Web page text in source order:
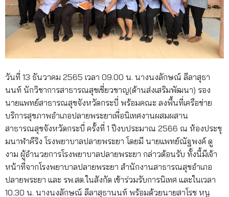
วันที่ 13 ธันวาคม 2565 เวลา 09.00 น. นางนงลักษณ์ ลีลาสุธา
นนท์ นักวิชาการสาธารณสุขเชี่ยวชาญ(ด้านส่งเสริมพัฒนา) รอง
นายแพทย์สาธารณสุขจังหวัดกระบี่ พร้อมคณะ ลงพื้นที่เครือข่าย
บริการสุขภาพอำเภอปลายพระยาเพื่อนิเทศงานผสมผสาน
สาธารณสุขจังหวัดกระบี่ ครั้งที่ 1 ปีงบประมาณ 2566 ณ ห้องประชุ
มนาฬาคีริง โรงพยาบาลปลายพระยา โดยมี นายแพทย์ณัฐพงค์ ดู
งาม ผู้อำนวยการโรงพยาบาลปลายพระยา กล่าวต้อนรับ ทั้งนี้มีเจ้า
หน้าที่จากโรงพยาบาลปลายพระยา สำนักงานสาธารณสุขอำเภอ
ปลายพระยา และ รพ.สต.ในสังกัด เข้าร่วมรับการนิเทศ และในเวลา
10.30 น. นางนงลักษณ์ ลีลาสุธานนท์ พร้อมด้วยนายสาโรช หนู